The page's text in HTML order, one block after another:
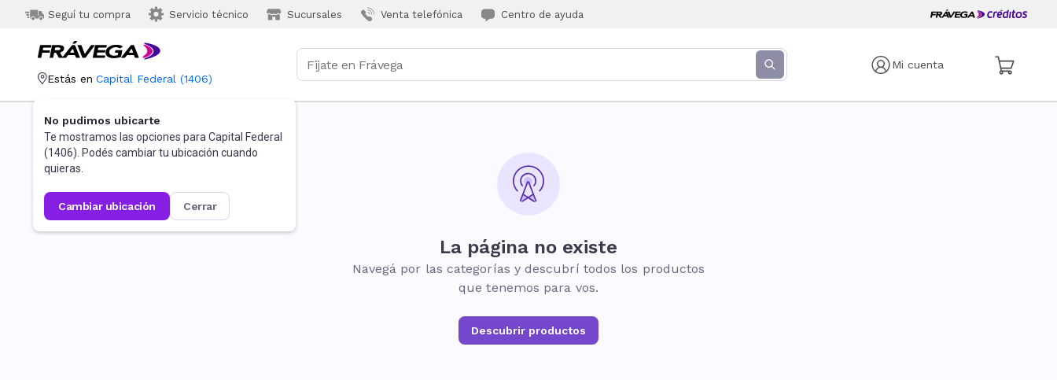
Seguí tu compra Servicio técnico Sucursales Venta telefónica Centro de ayuda
Mi cuenta
Estás en Capital Federal (1406)
No pudimos ubicarte
Te mostramos las opciones para Capital Federal
(1406). Podés cambiar tu ubicación cuando
quieras.
cambiar ubicación cerrar
La página no existe
Navegá por las categorías y descubrí todos los productos
que tenemos para vos.
Descubrir productos